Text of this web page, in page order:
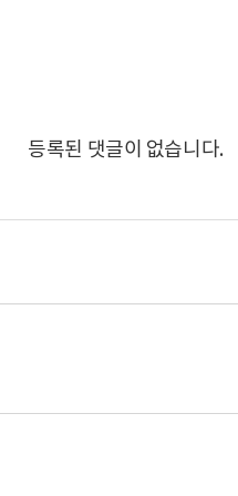
등록된 댓글이 없습니다.